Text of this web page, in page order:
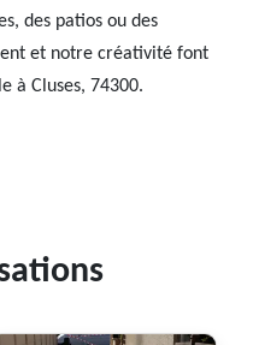
des patios ou des
et notre créativité font
à Cluses, 74300.